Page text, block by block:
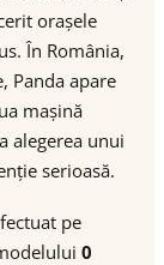
orașele
În România,
Panda apare
mașină
alegerea unui
serioasă.
pe
0